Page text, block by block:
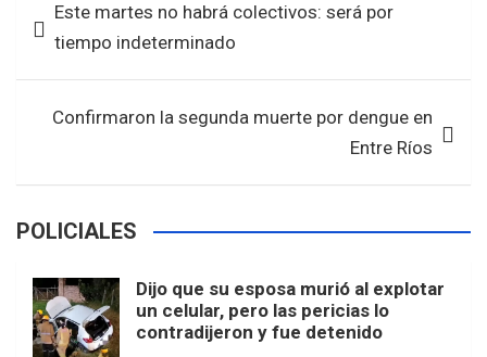
o
o
k
A
p
p
de
entradas
Este martes no habrá colectivos: será por
tiempo indeterminado
Confirmaron la segunda muerte por dengue en
Entre Ríos
POLICIALES
Dijo que su esposa murió al explotar
un celular, pero las pericias lo
contradijeron y fue detenido